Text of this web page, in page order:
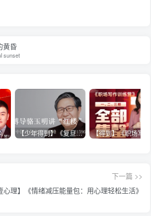
黄昏
sunset
【得到】《跟高手学销售系列课》 【少年得到】《复旦博导骆玉明讲“红楼”》
下一篇 >>
心理】《情绪减压能量包：用心理轻松生活》